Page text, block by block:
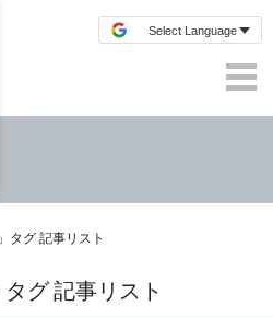
」タグ 記事リスト
タグ 記事リスト